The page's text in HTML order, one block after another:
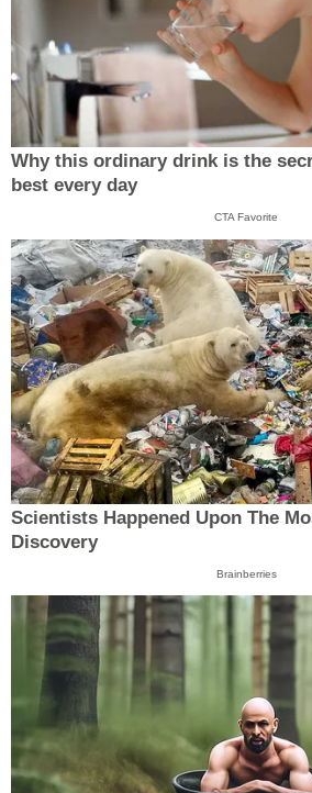
Why this ordinary drink is the
best every day
CTA Favorite
Scientists Happened Upon The
Discovery
Brainberries